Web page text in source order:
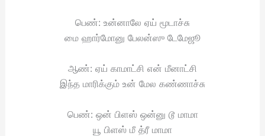
பெண்: உன்னாலே ஏய் மூடாச்சு
மை ஹார்மோனு பேலன்ஸு டேமேஜூ
ஆண்: ஏய் காமாட்சி என் மீனாட்சி
இந்த மாரிக்கும் உன் மேல கண்ணாச்சு
பெண்: ஒன் பிளஸ் ஒன்னு டூ மாமா
யூ பிளஸ் மீ த்ரீ மாமா